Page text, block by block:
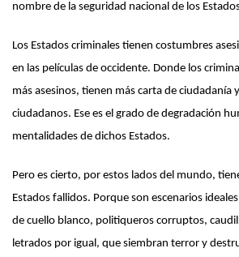
nombre de la seguridad nacional de los
Los Estados criminales tienen costumbres
en las películas de occidente. Donde los
más asesinos, tienen más carta de ciudadanía
ciudadanos. Ese es el grado de degradación
mentalidades de dichos Estados.
Pero es cierto, por estos lados del mundo,
Estados fallidos. Porque son escenarios
de cuello blanco, politiqueros corruptos,
letrados por igual, que siembran terror y